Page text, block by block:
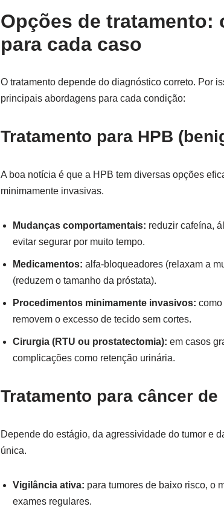
Opções de tratamento:
para cada caso
O tratamento depende do diagnóstico correto. Por
principais abordagens para cada condição:
Tratamento para HPB
A boa notícia é que a HPB tem diversas opções
minimamente invasivas.
Mudanças comportamentais: reduzir cafeína,
evitar segurar por muito tempo.
Medicamentos: alfa-bloqueadores (relaxam a
(reduzem o tamanho da próstata).
Procedimentos minimamente invasivos:
removem o excesso de tecido sem cortes.
Cirurgia (RTU ou prostatectomia): em casos
complicações como retenção urinária.
Tratamento para câncer de
Depende do estágio, da agressividade do tumor e
única.
Vigilância ativa: para tumores de baixo risco, o
exames regulares.